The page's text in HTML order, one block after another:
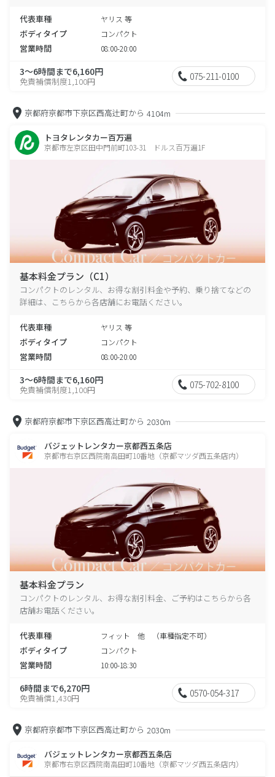
代表車種 ヤリス 等
ボディタイプ コンパクト
営業時間 08:00-20:00
3～6時間まで6,160円
免責補償制度1,100円 075-211-0100
京都府京都市下京区西高辻町から 4104m
トヨタレンタカー百万遍
京都市左京区田中門前町103-31 ドルス百万遍1F
基本料金プラン（C1）
コンパクトのレンタル、お得な割引料金や予約、乗り捨てなどの
詳細は、こちらから各店舗にお電話ください。
代表車種 ヤリス 等
ボディタイプ コンパクト
営業時間 08:00-20:00
3～6時間まで6,160円
免責補償制度1,100円 075-702-8100
京都府京都市下京区西高辻町から 2030m
バジェットレンタカー京都西五条店
京都市右京区西院南高田町10番地（京都マツダ西五条店内）
基本料金プラン
コンパクトのレンタル、お得な割引料金、ご予約はこちらから各
店舗お電話ください。
代表車種 フィット 他 （車種指定不可）
ボディタイプ コンパクト
営業時間 10:00-18:30
6時間まで6,270円
免責補償1,430円 0570-054-317
京都府京都市下京区西高辻町から 2030m
バジェットレンタカー京都西五条店
京都市右京区西院南高田町10番地（京都マツダ西五条店内）